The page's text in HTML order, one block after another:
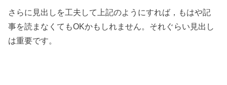
さらに見出しを工夫して上記のようにすれば，もはや記
事を読まなくてもOKかもしれません。それぐらい見出し
は重要です。